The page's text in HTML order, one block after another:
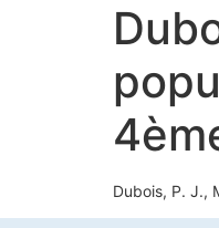
Dubois, P. J.,